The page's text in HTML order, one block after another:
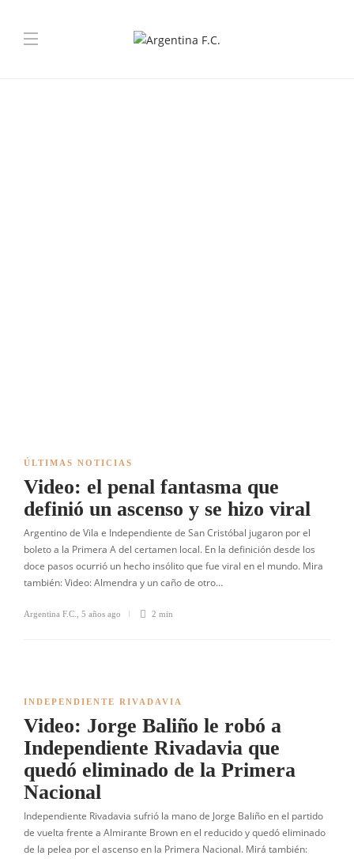
ÚLTIMAS NOTICIAS
Video: el penal fantasma que
definió un ascenso y se hizo viral
Argentino de Vila e Independiente de San Cristóbal jugaron por el
boleto a la Primera A del certamen local. En la definición desde los
doce pasos ocurrió un hecho insólito que fue viral en el mundo. Mira
también: Video: Almendra y un caño de otro…
Argentina F.C. 5 años ago 2 min
INDEPENDIENTE RIVADAVIA
Video: Jorge Baliño le robó a
Independiente Rivadavia que
quedó eliminado de la Primera
Nacional
Independiente Rivadavia sufrió la mano de Jorge Baliño en el partido
de vuelta frente a Almirante Brown en el reducido y quedó eliminado
de la pelea por el ascenso en la Primera Nacional. Mirá también: